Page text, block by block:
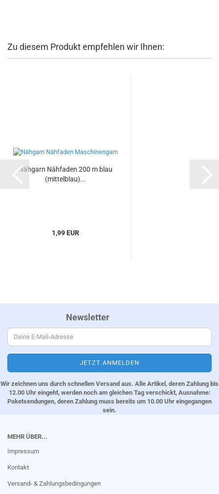
Zu diesem Produkt empfehlen wir Ihnen:
Nähgarn Nähfaden 200 m blau
(mittelblau)...
1,99 EUR
Newsletter
Wir zeichnen uns durch schnellen Versand aus. Alle Artikel, deren Zahlung bis
12.00 Uhr eingeht, werden noch am gleichen Tag verschickt, Ausnahme:
Paketsendungen, deren Zahlung muss bereits um 10.00 Uhr eingegangen
sein.
MEHR ÜBER...
Impressum
Kontakt
Versand- & Zahlungsbedingungen